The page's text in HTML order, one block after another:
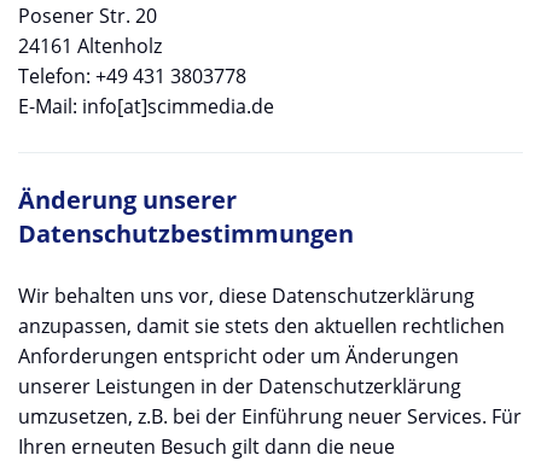
Posener Str. 20
24161 Altenholz
Telefon: +49 431 3803778
E-Mail: info[at]scimmedia.de
Änderung unserer
Datenschutzbestimmungen
Wir behalten uns vor, diese Datenschutzerklärung
anzupassen, damit sie stets den aktuellen rechtlichen
Anforderungen entspricht oder um Änderungen
unserer Leistungen in der Datenschutzerklärung
umzusetzen, z.B. bei der Einführung neuer Services. Für
Ihren erneuten Besuch gilt dann die neue